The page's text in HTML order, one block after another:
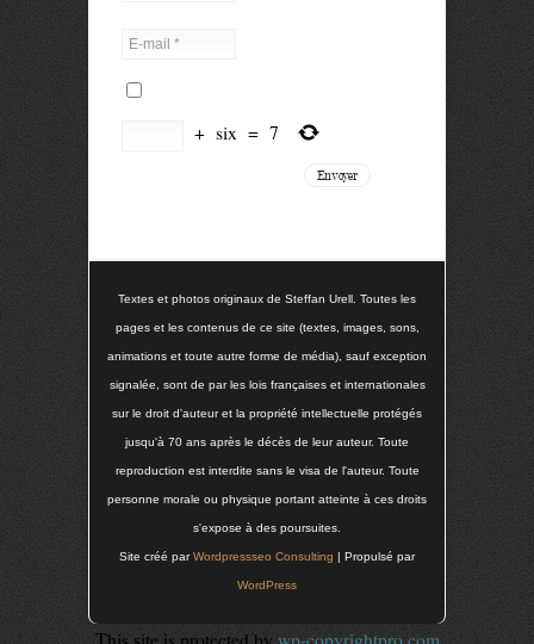
+ six = 7
Textes et photos originaux de Steffan Urell. Toutes les
pages et les contenus de ce site (textes, images, sons,
animations et toute autre forme de média), sauf exception
signalée, sont de par les lois françaises et internationales
sur le droit d'auteur et la propriété intellectuelle protégés
jusqu'à 70 ans après le décès de leur auteur. Toute
reproduction est interdite sans le visa de l'auteur. Toute
personne morale ou physique portant atteinte à ces droits
s'expose à des poursuites.
Site créé parWordpressseo Consulting | Propulsé par
WordPress